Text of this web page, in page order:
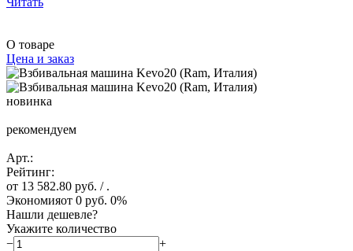
О товаре
Цена и заказ
новинка
рекомендуем
Арт.:
Рейтинг:
от 13 582.80 руб. / .
Экономияот 0 руб. 0%
Нашли дешевле?
Укажите количество
−
+